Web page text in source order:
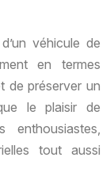
véhicule de
en termes
de préserver un
le plaisir de
enthousiastes,
tout aussi